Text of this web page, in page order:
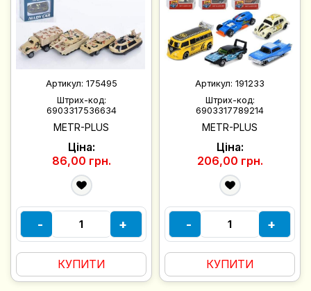
Артикул: 175495
Штрих-код:
6903317536634
METR-PLUS
Ціна:
86,00 грн.
- +
КУПИТИ
Артикул: 191233
Штрих-код:
6903317789214
METR-PLUS
Ціна:
206,00 грн.
- +
КУПИТИ